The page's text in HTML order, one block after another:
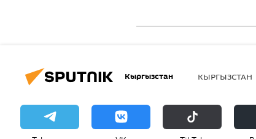
Кыргызстан КЫРГЫЗСТАН